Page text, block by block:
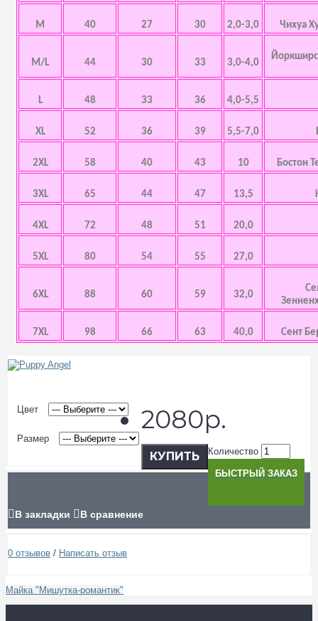
M 40 27 30 2,0-3,0 Чихуа
M/L 44 30 33 3,0-4,0
L 48 33 36 4,0-5,5
XL 52 36 39 5,5-7,0
2XL 58 40 43 10 Бостон
3XL 65 44 47 13,5
4XL 72 48 51 20,0
5XL 80 54 55 27,0
6XL 88 60 59 32,0
7XL 98 66 63 40,0 Сент
Цвет
Размер
2080р.
Количество
КУПИТЬ
БЫСТРЫЙ ЗАКАЗ
В закладки В сравнение
0 отзывов / Написать отзыв
Майка "Мишутка-романтик"